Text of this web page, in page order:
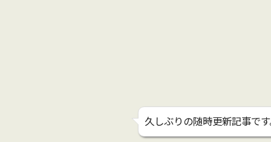
久しぶりの随時更新記事で